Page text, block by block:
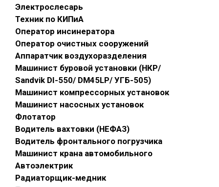
Электрослесарь
Техник по КИПиА
Оператор инсинератора
Оператор очистных сооружений
Аппаратчик воздухоразделения
Машинист буровой установки (НКР/
Sandvik DI-550/ DM45LP/ УГБ-505)
Машинист компрессорных установок
Машинист насосных установок
Флотатор
Водитель вахтовки (НЕФАЗ)
Водитель фронтального погрузчика
Машинист крана автомобильного
Автоэлектрик
Радиаторщик-медник